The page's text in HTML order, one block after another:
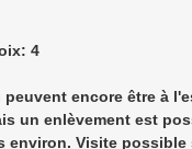
4
encore être à
un enlèvement est
environ. Visite possible